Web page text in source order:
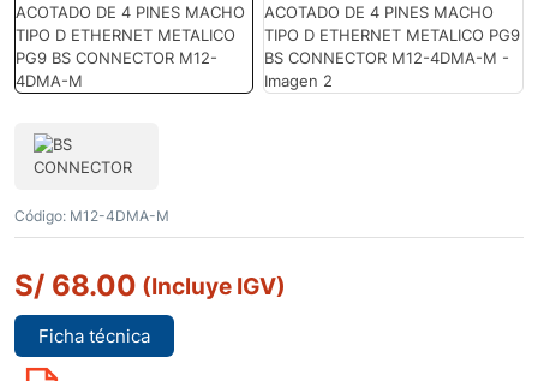
Código: M12-4DMA-M
S/ 68.00 (Incluye IGV)
Ficha técnica